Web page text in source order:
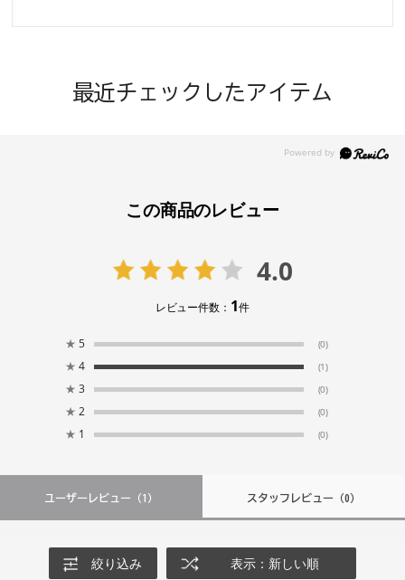
最近チェックしたアイテム
この商品のレビュー
4.0
レビュー件数： 1件
★ 5 (0)
★ 4 (1)
★ 3 (0)
★ 2 (0)
★ 1 (0)
ユーザーレビュー （1） スタッフレビュー（0）
絞り込み 表示：新しい順